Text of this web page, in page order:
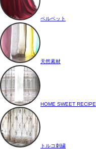
ベルベット
天然素材
HOME SWEET RECIPE
トルコ刺繍